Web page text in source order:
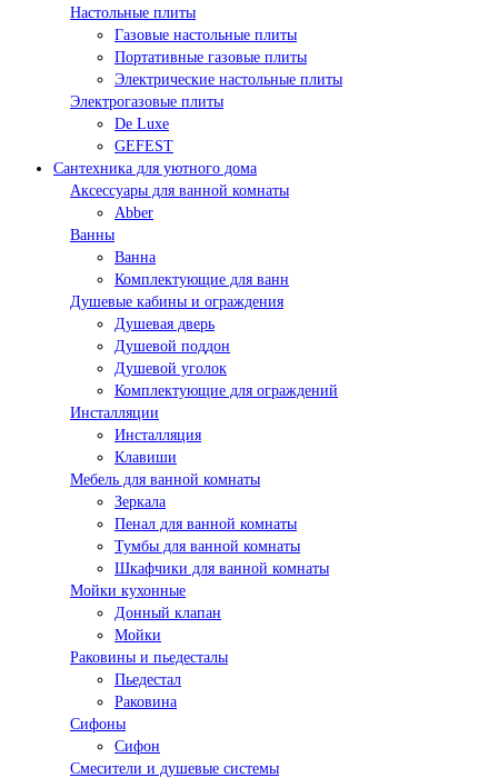
Настольные плиты
Газовые настольные плиты
Портативные газовые плиты
Электрические настольные плиты
Электрогазовые плиты
De Luxe
GEFEST
Сантехника для уютного дома
Аксессуары для ванной комнаты
Abber
Ванны
Ванна
Комплектующие для ванн
Душевые кабины и ограждения
Душевая дверь
Душевой поддон
Душевой уголок
Комплектующие для ограждений
Инсталляции
Инсталляция
Клавиши
Мебель для ванной комнаты
Зеркала
Пенал для ванной комнаты
Тумбы для ванной комнаты
Шкафчики для ванной комнаты
Мойки кухонные
Донный клапан
Мойки
Раковины и пьедесталы
Пьедестал
Раковина
Сифоны
Сифон
Смесители и душевые системы